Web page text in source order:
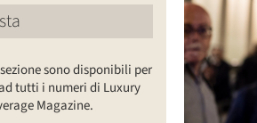
sono disponibili per
tutti i numeri di Luxury
Magazine.